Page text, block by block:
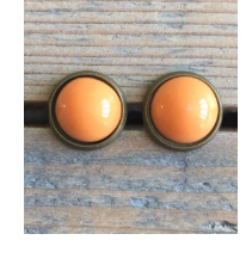
hoofdinhoud